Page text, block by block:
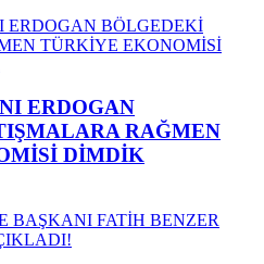
ERDOGAN
RAĞMEN
DİMDİK